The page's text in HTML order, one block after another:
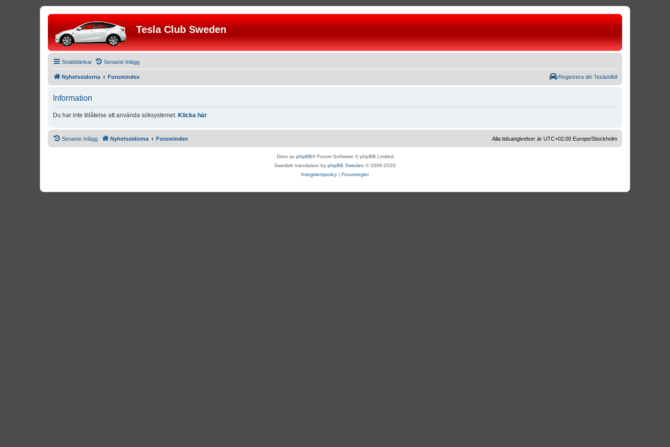
Tesla Club Sweden
Snabblänkar Senaste Inlägg
Nyhetssidorna Forumindex Registrera din Tesla/elbil
Information
Du har inte tillåtelse att använda söksystemet. Klicka här
Senaste Inlägg Nyhetssidorna Forumindex Alla tidsangivelser är UTC+02:00 Europe/Stockholm
Drivs av phpBB® Forum Software © phpBB Limited
Swedish translation by phpBB Sweden © 2006-2020
Integritetspolicy | Forumregler